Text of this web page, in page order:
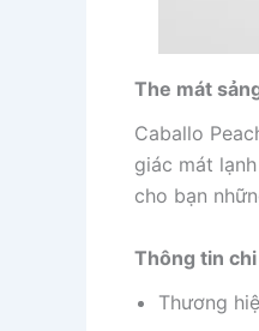
The mát
Caballo
giác mát
cho bạn
Thông tin
Thương